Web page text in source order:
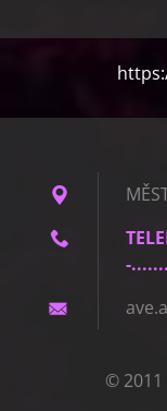
-
© 2011